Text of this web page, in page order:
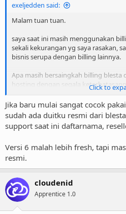
exeljedden said:
Malam tuan tuan.
saya saat ini masih menggunakan
sekali kekurangan yg saya rasakan,
bisnis serupa dengan billing lainnya.
Apa masih bersaingkah billing blesta
hosting dengan segala
Kalau ada yg gunain billing blesta
Salam pebisnis pemula.
Click to
Jika baru mulai sangat cocok
sudah ada duitku resmi dari
support saat ini daftarnama,
Versi 6 malah lebih fresh, tapi
resmi.
cloudenid
Apprentice 1.0